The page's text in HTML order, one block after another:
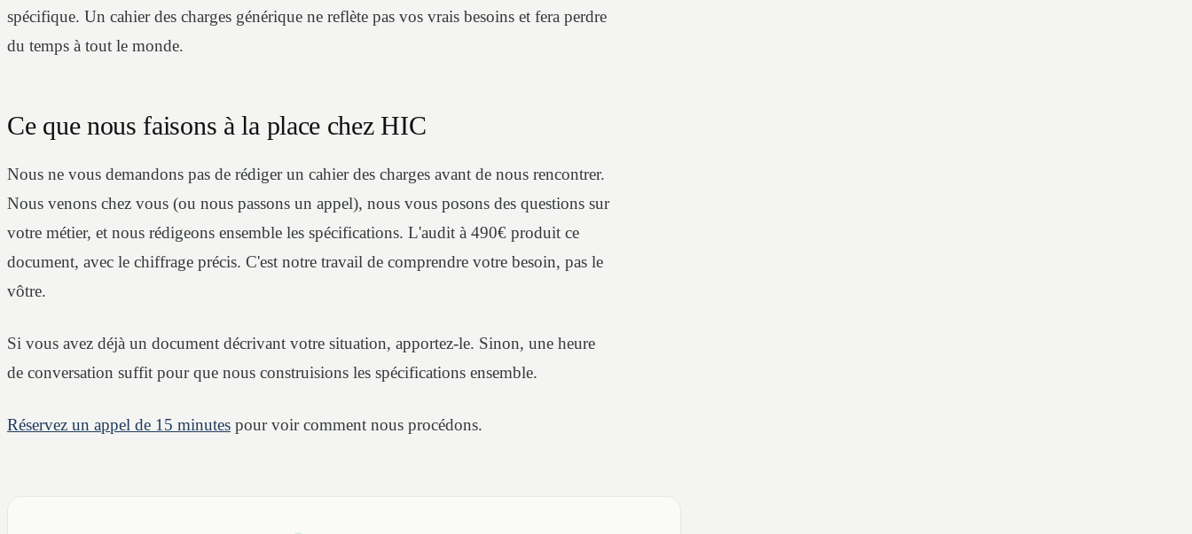
spécifique. Un cahier des charges générique ne reflète pas vos vrais besoins et fera perdre
du temps à tout le monde.
Ce que nous faisons à la place chez HIC
Nous ne vous demandons pas de rédiger un cahier des charges avant de nous rencontrer.
Nous venons chez vous (ou nous passons un appel), nous vous posons des questions sur
votre métier, et nous rédigeons ensemble les spécifications. L'audit à 490€ produit ce
document, avec le chiffrage précis. C'est notre travail de comprendre votre besoin, pas le
vôtre.
Si vous avez déjà un document décrivant votre situation, apportez-le. Sinon, une heure
de conversation suffit pour que nous construisions les spécifications ensemble.
Réservez un appel de 15 minutes pour voir comment nous procédons.